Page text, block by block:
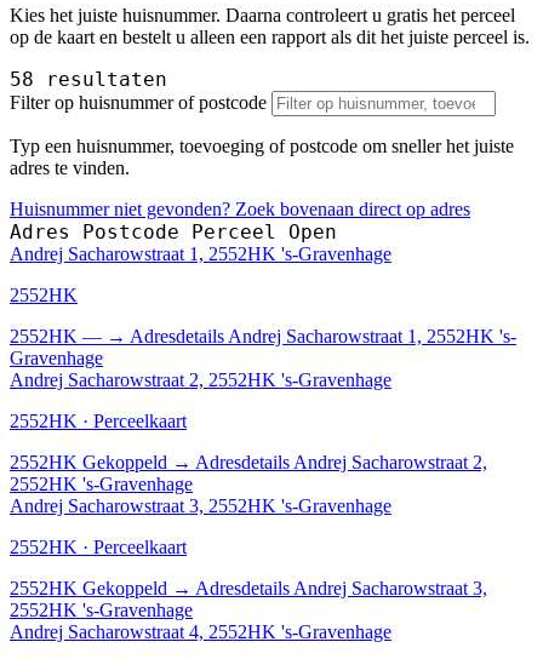
Kies het juiste huisnummer. Daarna controleert u gratis het perceel
op de kaart en bestelt u alleen een rapport als dit het juiste perceel is.
58 resultaten
Filter op huisnummer of postcode
Typ een huisnummer, toevoeging of postcode om sneller het juiste
adres te vinden.
Huisnummer niet gevonden? Zoek bovenaan direct op adres
Adres Postcode Perceel Open
Andrej Sacharowstraat 1, 2552HK 's-Gravenhage
2552HK
2552HK — → Adresdetails Andrej Sacharowstraat 1, 2552HK 's-
Gravenhage
Andrej Sacharowstraat 2, 2552HK 's-Gravenhage
2552HK · Perceelkaart
2552HK Gekoppeld → Adresdetails Andrej Sacharowstraat 2,
2552HK 's-Gravenhage
Andrej Sacharowstraat 3, 2552HK 's-Gravenhage
2552HK · Perceelkaart
2552HK Gekoppeld → Adresdetails Andrej Sacharowstraat 3,
2552HK 's-Gravenhage
Andrej Sacharowstraat 4, 2552HK 's-Gravenhage